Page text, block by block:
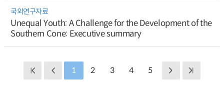
국외연구자료
Unequal Youth: A Challenge for the Development of the
Southern Cone: Executive summary
1 2 3 4 5